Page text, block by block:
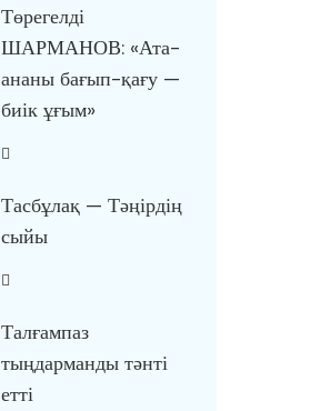
Төрегелді
ШАРМАНОВ: «Ата-
ананы бағып-қағу —
биік ұғым»
Тасбұлақ — Тәңірдің
сыйы
Талғампаз
тыңдарманды тәнті
етті